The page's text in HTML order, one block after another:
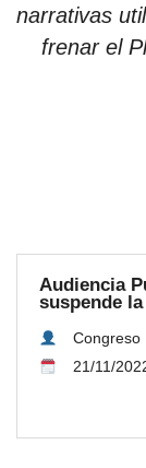
narrativas
frenar el
Audiencia
suspende
Congreso
21/11/